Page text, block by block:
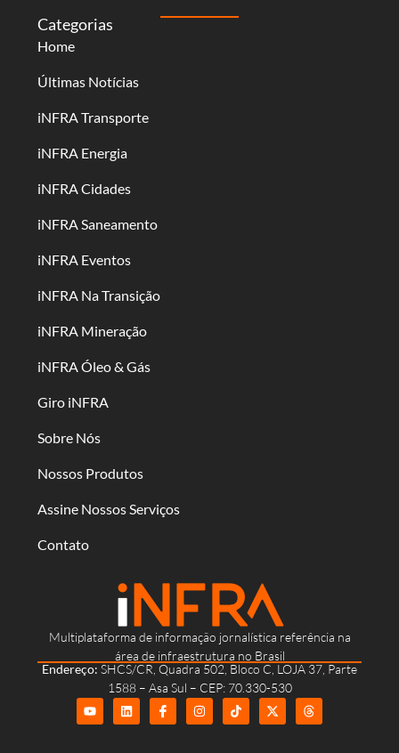
Multiplataforma de informação jornalística referência na
área de infraestrutura no Brasil
Endereço: SHCS/CR, Quadra 502, Bloco C, LOJA 37, Parte
1588 – Asa Sul – CEP: 70.330-530
Categorias
Home
Últimas Notícias
iNFRA Transporte
iNFRA Energia
iNFRA Cidades
iNFRA Saneamento
iNFRA Eventos
iNFRA Na Transição
iNFRA Mineração
iNFRA Óleo & Gás
Giro iNFRA
Sobre Nós
Nossos Produtos
Assine Nossos Serviços
Contato